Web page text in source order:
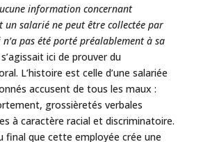
information concernant
un salarié ne peut être collectée par
pas été porté préalablement à sa
ici de prouver du
L’histoire est celle d’une salariée
accusent de tous les maux :
grossièretés verbales
à caractère racial et discriminatoire.
final que cette employée crée une